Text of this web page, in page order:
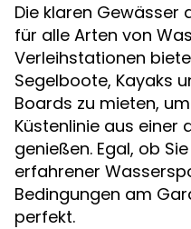
Die klaren Gewässer
für alle Arten von
Verleihstationen
Segelboote, Kayaks
Boards zu mieten,
Küstenlinie aus einer
genießen. Egal, ob
erfahrener
Bedingungen am
perfekt.